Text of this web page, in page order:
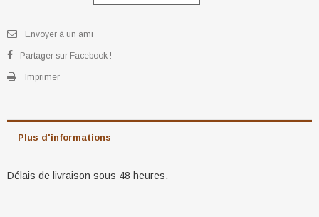
Envoyer à un ami
Partager sur Facebook !
Imprimer
Plus d'informations
Délais de livraison sous 48 heures.